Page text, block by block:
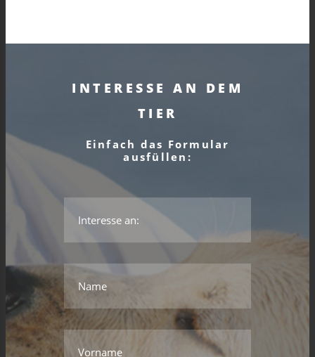
INTERESSE AN DEM
TIER
Einfach das Formular
ausfüllen:
Name
*Dieses Feld wird benötigt.
*Das ist kein gültiger Name.
Vorname